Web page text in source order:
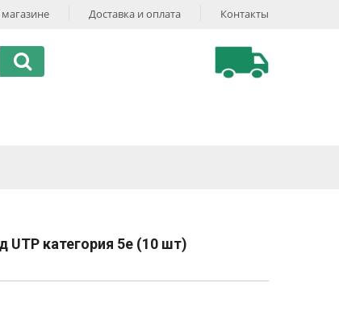
Доставка и оплата Контакты
UTP категория 5e (10 шт)